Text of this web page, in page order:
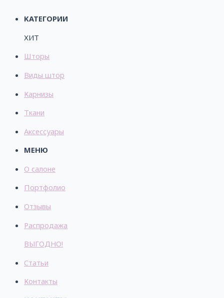
КАТЕГОРИИ
ХИТ
Шторы
Виды штор
Карнизы
Ткани
Аксессуары
МЕНЮ
О салоне
Портфолио
Отзывы
Распродажа
ВЫГОДНО!
Статьи
Контакты